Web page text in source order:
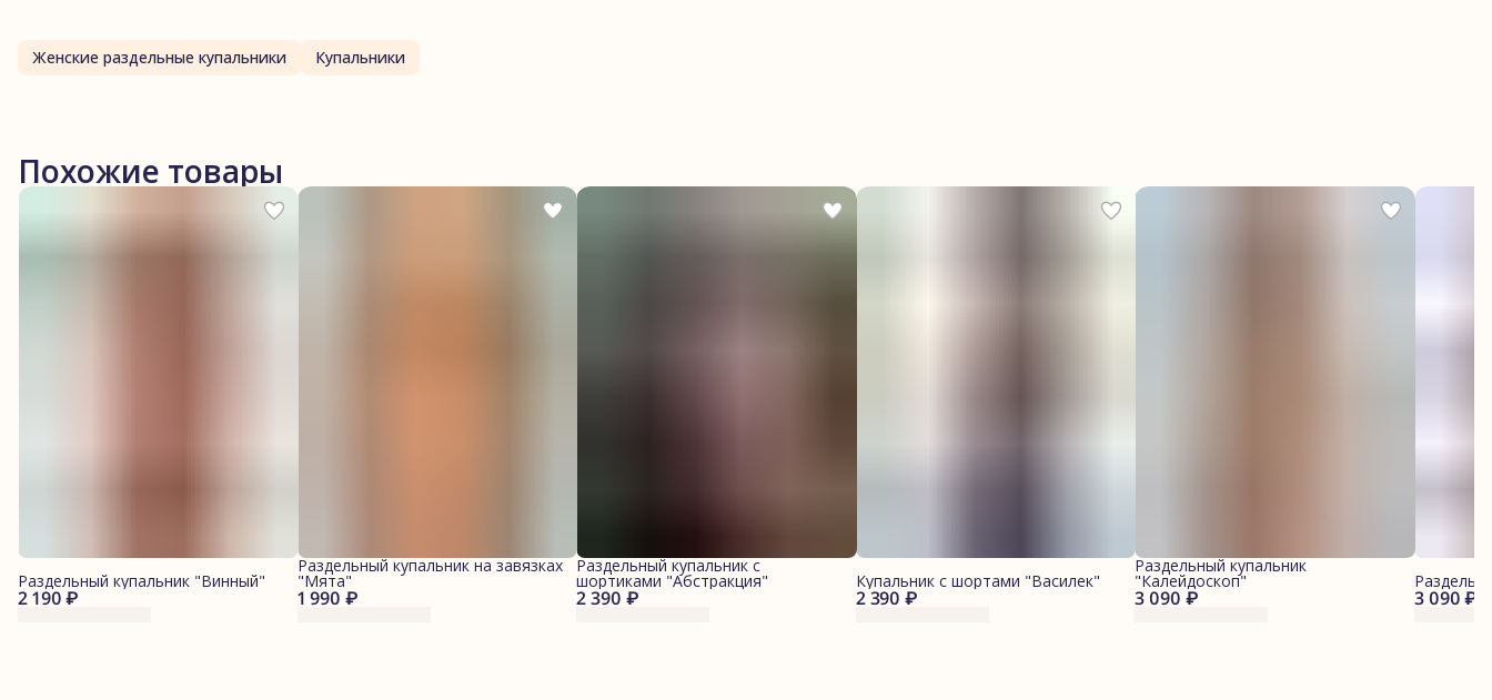
Женские раздельные купальники Купальники
Похожие товары
2 190 ₽
Раздельный купальник "Винный"
1 990 ₽
Раздельный купальник на завязках
"Мята"
2 390 ₽
Раздельный купальник с
шортиками "Абстракция"
2 390 ₽
Купальник с шортами "Василек"
3 090 ₽
Раздельный купальник
"Калейдоскоп"
3 090 ₽